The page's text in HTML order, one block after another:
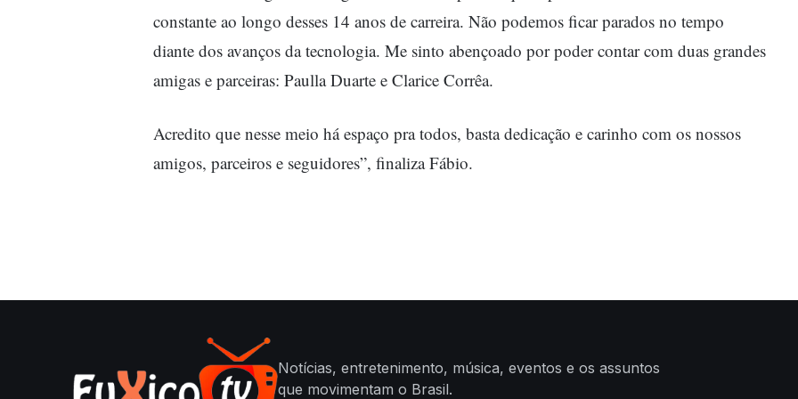
constante ao longo desses 14 anos de carreira. Não podemos ficar parados no tempo
diante dos avanços da tecnologia. Me sinto abençoado por poder contar com duas grandes
amigas e parceiras: Paulla Duarte e Clarice Corrêa.
Acredito que nesse meio há espaço pra todos, basta dedicação e carinho com os nossos
amigos, parceiros e seguidores”, finaliza Fábio.
Notícias, entretenimento, música, eventos e os assuntos
que movimentam o Brasil.